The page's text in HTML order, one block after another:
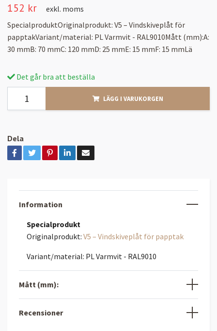
152 kr
exkl. moms
SpecialproduktOriginalprodukt: V5 – Vindskiveplåt för
papptakVariant/material: PL Varmvit - RAL9010Mått (mm):A:
30 mmB: 70 mmC: 120 mmD: 25 mmE: 15 mmF: 15 mmLä
Det går bra att beställa
LÄGG I VARUKORGEN
Dela
Information
Specialprodukt
Originalprodukt: V5 – Vindskiveplåt för papptak
Variant/material: PL Varmvit - RAL9010
Mått (mm):
Recensioner